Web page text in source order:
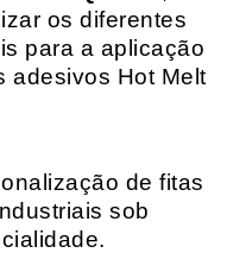
os diferentes
para a aplicação
adesivos Hot Melt
de fitas
sob